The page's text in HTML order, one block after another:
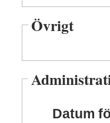
Övrigt
Datum